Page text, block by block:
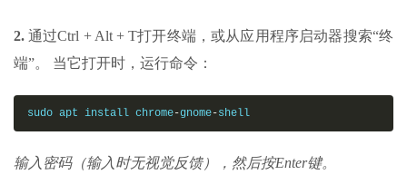
2. 通过Ctrl + Alt + T打开终端，或从应用程序启动器搜索“终
端”。 当它打开时，运行命令：
sudo apt install chrome-gnome-shell
输入密码（输入时无视觉反馈），然后按Enter键。